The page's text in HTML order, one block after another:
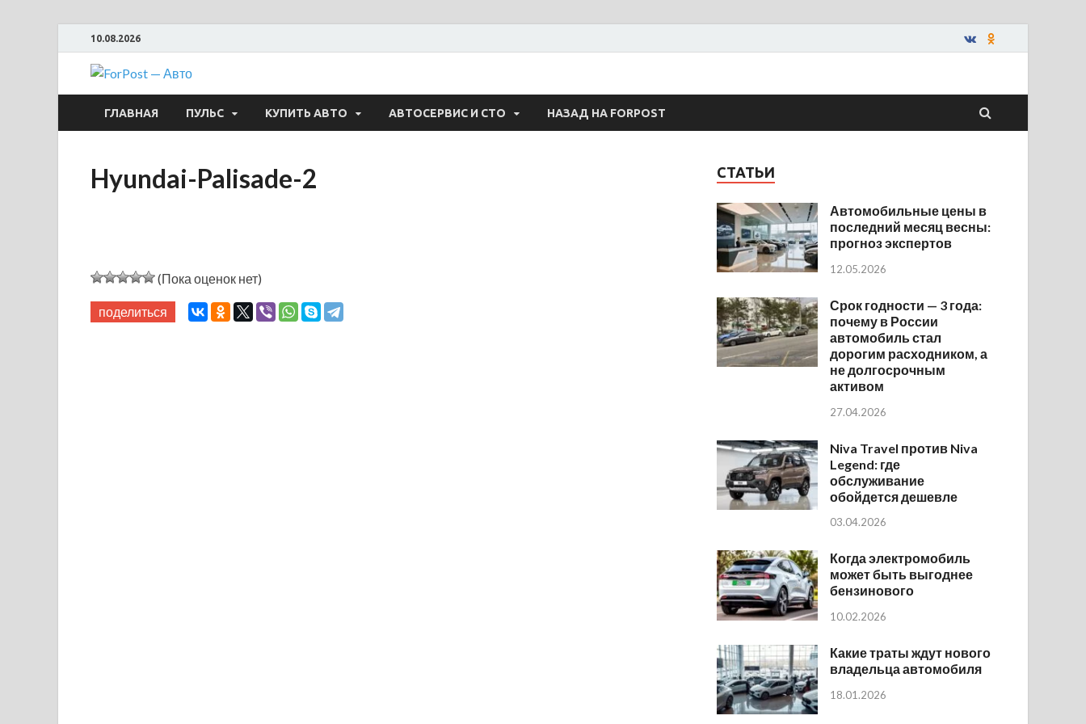
10.08.2026
ForPost — Авто
ГЛАВНАЯ ПУЛЬС КУПИТЬ АВТО АВТОСЕРВИС И СТО НАЗАД НА FORPOST
Hyundai-Palisade-2
(Пока оценок нет)
поделиться
СТАТЬИ
Автомобильные цены в
последний месяц весны:
прогноз экспертов
12.05.2026
Срок годности — 3 года:
почему в России
автомобиль стал
дорогим расходником, а
не долгосрочным
активом
27.04.2026
Niva Travel против Niva
Legend: где
обслуживание
обойдется дешевле
03.04.2026
Когда электромобиль
может быть выгоднее
бензинового
10.02.2026
Какие траты ждут нового
владельца автомобиля
18.01.2026